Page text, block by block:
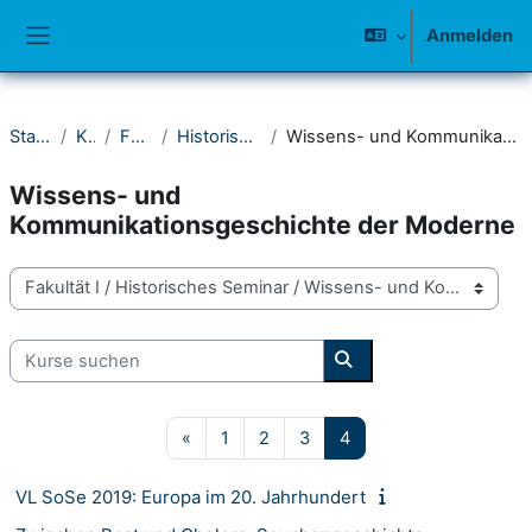
Anmelden
Startseite Kurse Fakultät I Historisches Seminar Wissens- und Kommunikationsgeschichte der Moderne
Wissens- und
Kommunikationsgeschichte der Moderne
Kursbereiche
Kurse suchen
Kurse suchen
« Vorherige Seite
1 Seite 1
2 Seite 2
3Seite 3
4Seite 4
VL SoSe 2019: Europa im 20. Jahrhundert